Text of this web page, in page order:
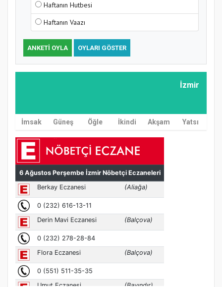
MÜFTÜ ABULSELAM ÖZDERE’YE ZİYARET
Haftanın Hutbesi
Haftanın Vaazı
ANKETI OYLA OYLARI GÖSTER
İzmir
İmsak Güneş Öğle İkindi Akşam Yatsı